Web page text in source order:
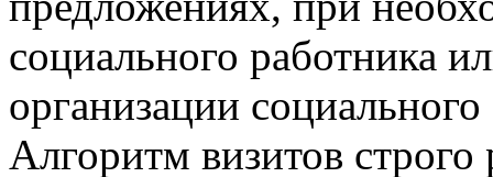
социального работника
организации
Алгоритм визитов